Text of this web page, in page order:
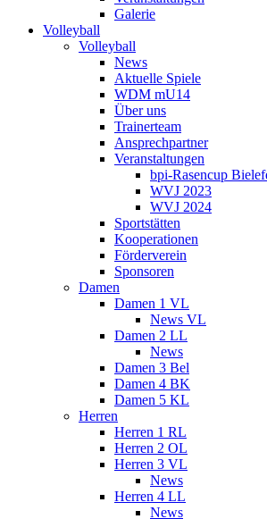
Galerie
Volleyball
Volleyball
News
Aktuelle Spiele
WDM mU14
Über uns
Trainerteam
Ansprechpartner
Veranstaltungen
bpi-Rasencup
WVJ 2023
WVJ 2024
Sportstätten
Kooperationen
Förderverein
Sponsoren
Damen
Damen 1 VL
News VL
Damen 2 LL
News
Damen 3 Bel
Damen 4 BK
Damen 5 KL
Herren
Herren 1 RL
Herren 2 OL
Herren 3 VL
News
Herren 4 LL
News